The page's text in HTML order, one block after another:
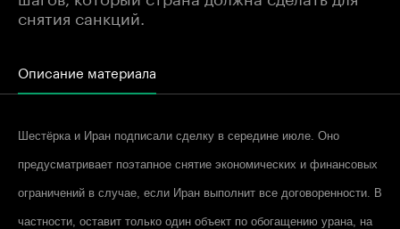
снятия санкций.
Описание материала
Шестёрка и Иран подписали сделку в середине июле. Оно
предусматривает поэтапное снятие экономических и финансовых
ограничений в случае, если Иран выполнит все договоренности. В
частности, оставит только один объект по обогащению урана, на